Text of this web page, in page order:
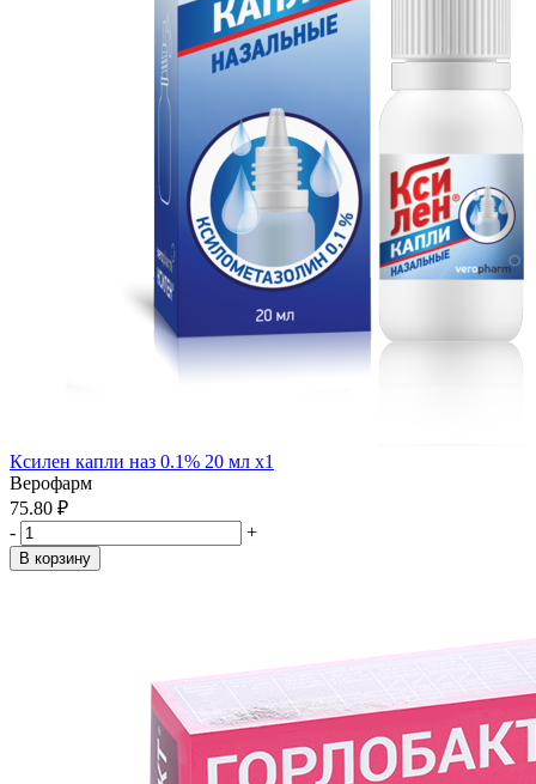
Ксилен капли наз 0.1% 20 мл x1
Верофарм
75.80 ₽
-
+
В корзину